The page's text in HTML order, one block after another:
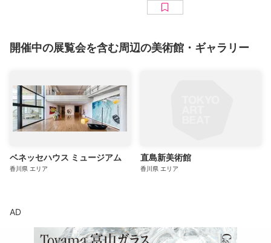
開催中の展覧会を含む周辺の美術館・ギャラリー
ベネッセハウス ミュージアム
香川県 エリア
直島新美術館
香川県 エリア
AD